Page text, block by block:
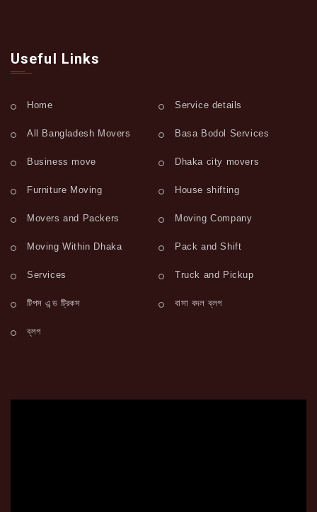
Useful Links
Home Service details
All Bangladesh Movers Basa Bodol Services
Business move Dhaka city movers
Furniture Moving House shifting
Movers and Packers Moving Company
Moving Within Dhaka Pack and Shift
Services Truck and Pickup
টিপস এন্ড ট্রিকস বাসা বদল ব্লগ
ব্লগ